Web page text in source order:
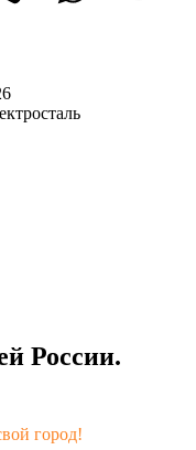
России.
город!